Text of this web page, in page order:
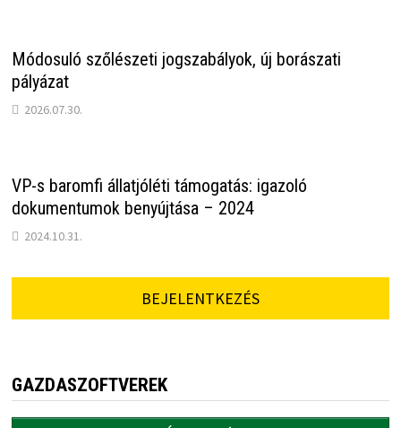
Módosuló szőlészeti jogszabályok, új borászati
pályázat
2026.07.30.
VP-s baromfi állatjóléti támogatás: igazoló
dokumentumok benyújtása – 2024
2024.10.31.
BEJELENTKEZÉS
GAZDASZOFTVEREK